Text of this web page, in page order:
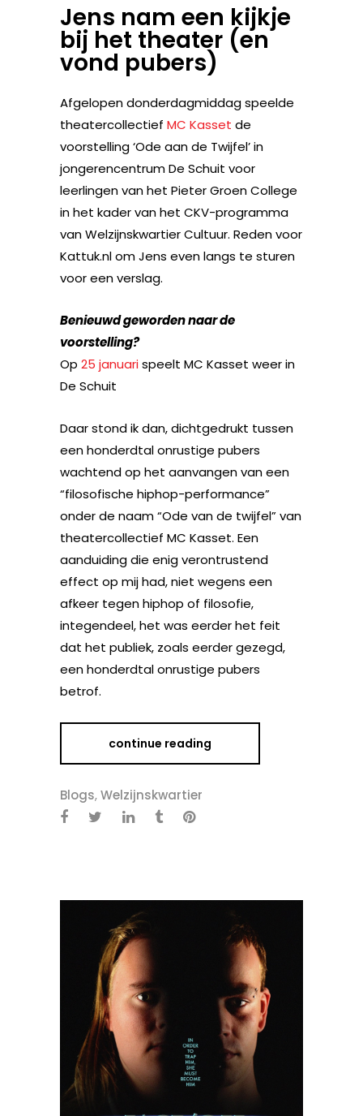
Jens nam een kijkje
bij het theater (en
vond pubers)
Afgelopen donderdagmiddag speelde
theatercollectief MC Kasset de
voorstelling ‘Ode aan de Twijfel’ in
jongerencentrum De Schuit voor
leerlingen van het Pieter Groen College
in het kader van het CKV-programma
van Welzijnskwartier Cultuur. Reden voor
Kattuk.nl om Jens even langs te sturen
voor een verslag.
Benieuwd geworden naar de
voorstelling?
Op 25 januarispeelt MC Kasset weer in
De Schuit
Daar stond ik dan, dichtgedrukt tussen
een honderdtal onrustige pubers
wachtend op het aanvangen van een
“filosofische hiphop-performance”
onder de naam “Ode van de twijfel” van
theatercollectief MC Kasset. Een
aanduiding die enig verontrustend
effect op mij had, niet wegens een
afkeer tegen hiphop of filosofie,
integendeel, het was eerder het feit
dat het publiek, zoals eerder gezegd,
een honderdtal onrustige pubers
betrof.
continue reading
Blogs,Welzijnskwartier